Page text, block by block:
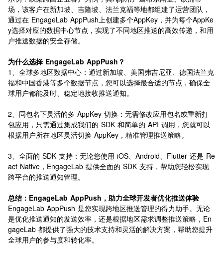
场，该客户在新加坡、吉隆坡、法兰克福等地都组建了运营团队，
通过在 EngageLab AppPush上创建多个AppKey，并为每个AppKe
y选择对应的数据中心节点，实现了不同地区推送的高效传递，和用
户推送数据的安全存储。
为什么选择 EngageLab AppPush？
1、全球多地区数据中心：通过新加坡、美国弗吉尼亚、德国法兰克
福和中国香港等多个数据节点，您可以选择最合适的节点，确保全
球用户都能及时、稳定地接收推送通知。
2、同包名下灵活的多 AppKey 切换：无需修改应用包名或重新打
包应用，只需通过集成我们的 SDK 和简单的 API 调用，您就可以
根据用户所在地区灵活切换 AppKey，精准管理推送策略。
3、全面的 SDK 支持：无论您使用 iOS、Android、Flutter 还是 Re
act Native，EngageLab 提供全面的 SDK 支持，帮助您轻松实现
跨平台的推送通知管理。
总结：EngageLab AppPush，助力全球开发者优化推送体验
EngageLab AppPush 是您实现跨地区推送管理的得力助手。无论
是优化推送通知的发送效率，还是根据地区需求调整推送策略，En
gageLab 都提供了强大的技术支持和灵活的解决方案，帮助您提升
全球用户的参与度和转化率。